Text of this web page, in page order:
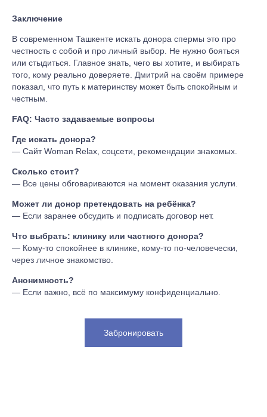
Заключение
В современном Ташкенте искать донора спермы это про
честность с собой и про личный выбор. Не нужно бояться
или стыдиться. Главное знать, чего вы хотите, и выбирать
того, кому реально доверяете. Дмитрий на своём примере
показал, что путь к материнству может быть спокойным и
честным.
FAQ: Часто задаваемые вопросы
Где искать донора?
— Сайт Woman Relax, соцсети, рекомендации знакомых.
Сколько стоит?
— Все цены обговариваются на момент оказания услуги.
Может ли донор претендовать на ребёнка?
— Если заранее обсудить и подписать договор нет.
Что выбрать: клинику или частного донора?
— Кому-то спокойнее в клинике, кому-то по-человечески,
через личное знакомство.
Анонимность?
— Если важно, всё по максимуму конфиденциально.
Забронировать